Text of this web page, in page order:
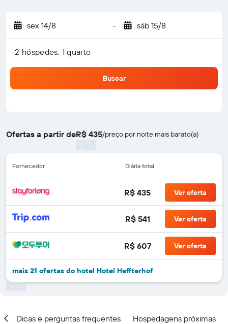
sex 14/8 - sáb 15/8
2 hóspedes, 1 quarto
Buscar
Ofertas a partir deR$ 435/preço por noite mais barato(a)
Fornecedor Diária total
R$ 435 Ver oferta
R$ 541 Ver oferta
R$ 607 Ver oferta
mais 21 ofertas do hotel Hotel Heffterhof
Dicas e perguntas frequentes Hospedagens próximas